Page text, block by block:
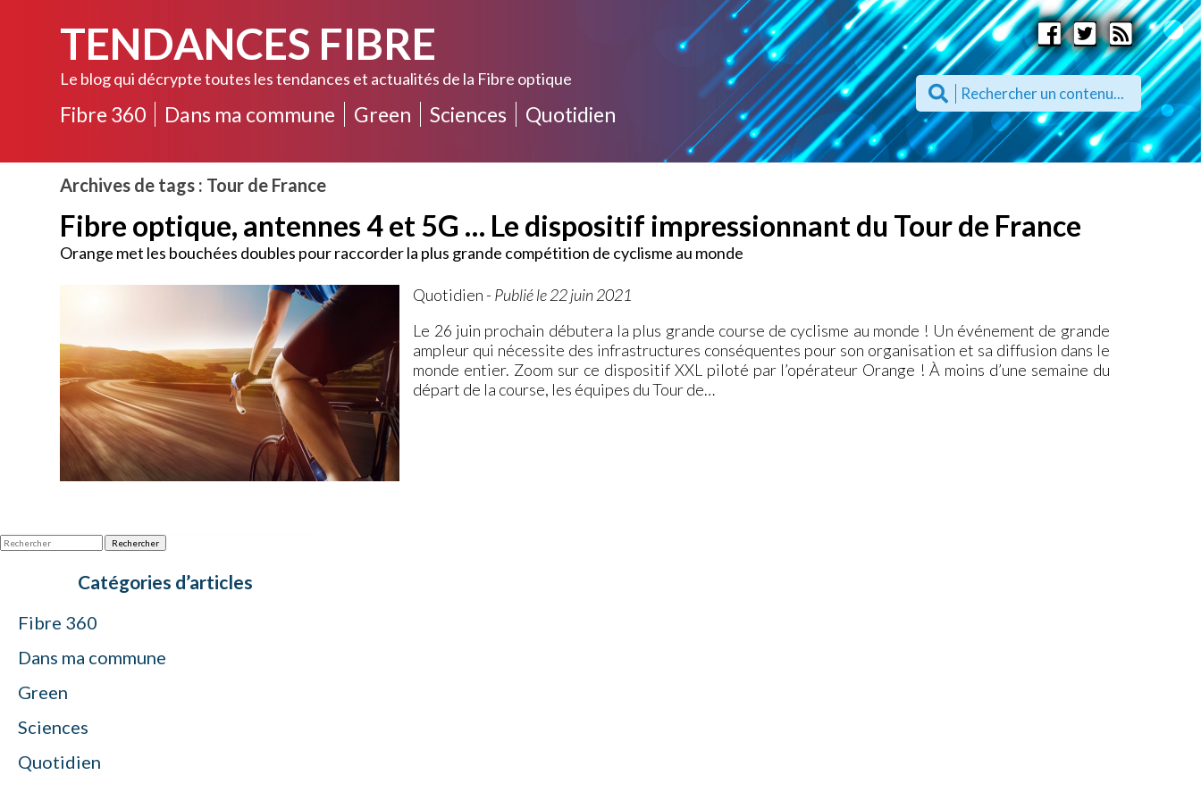
TENDANCES FIBRE
Le blog qui décrypte toutes les tendances et actualités de la Fibre optique
Fibre 360 Dans ma commune Green Sciences Quotidien
Archives de tags : Tour de France
Fibre optique, antennes 4 et 5G … Le dispositif impressionnant du Tour de France
Orange met les bouchées doubles pour raccorder la plus grande compétition de cyclisme au monde
Quotidien - Publié le 22 juin 2021
Le 26 juin prochain débutera la plus grande course de cyclisme au monde ! Un événement de grande
ampleur qui nécessite des infrastructures conséquentes pour son organisation et sa diffusion dans le
monde entier. Zoom sur ce dispositif XXL piloté par l’opérateur Orange ! À moins d’une semaine du
départ de la course, les équipes du Tour de…
Rechercher
Catégories d’articles
Fibre 360
Dans ma commune
Green
Sciences
Quotidien